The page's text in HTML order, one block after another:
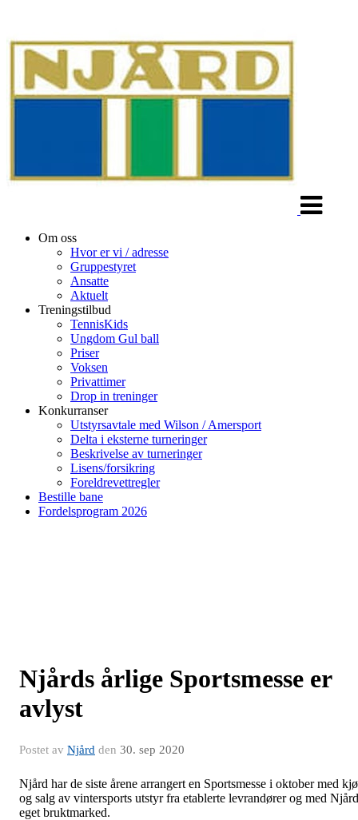
Om oss
Hvor er vi / adresse
Gruppestyret
Ansatte
Aktuelt
Treningstilbud
TennisKids
Ungdom Gul ball
Priser
Voksen
Privattimer
Drop in treninger
Konkurranser
Utstyrsavtale med Wilson / Amersport
Delta i eksterne turneringer
Beskrivelse av turneringer
Lisens/forsikring
Foreldrevettregler
Bestille bane
Fordelsprogram 2026
Njårds årlige Sportsmesse er
avlyst
Postet av Njård den 30. sep 2020
Njård har de siste årene arrangert en Sportsmesse i oktober med
og salg av vintersports utstyr fra etablerte levrandører og med
eget bruktmarked.